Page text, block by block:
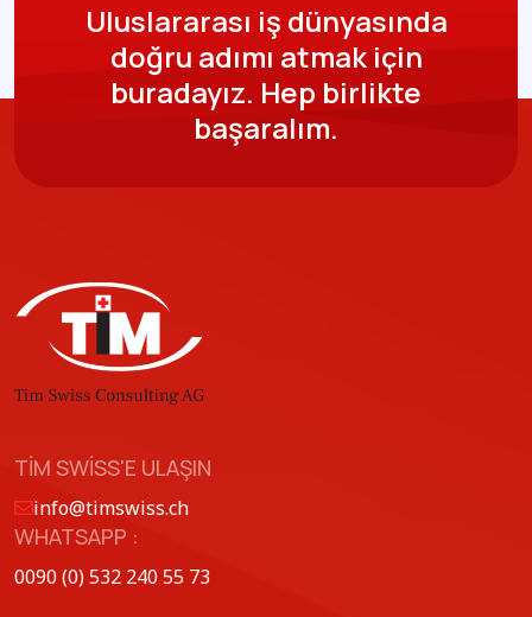
Uluslararası iş dünyasında
doğru adımı atmak için
buradayız. Hep birlikte
başaralım.
TIM SWISS'E ULAŞIN
info@timswiss.ch
WHATSAPP :
0090 (0) 532 240 55 73